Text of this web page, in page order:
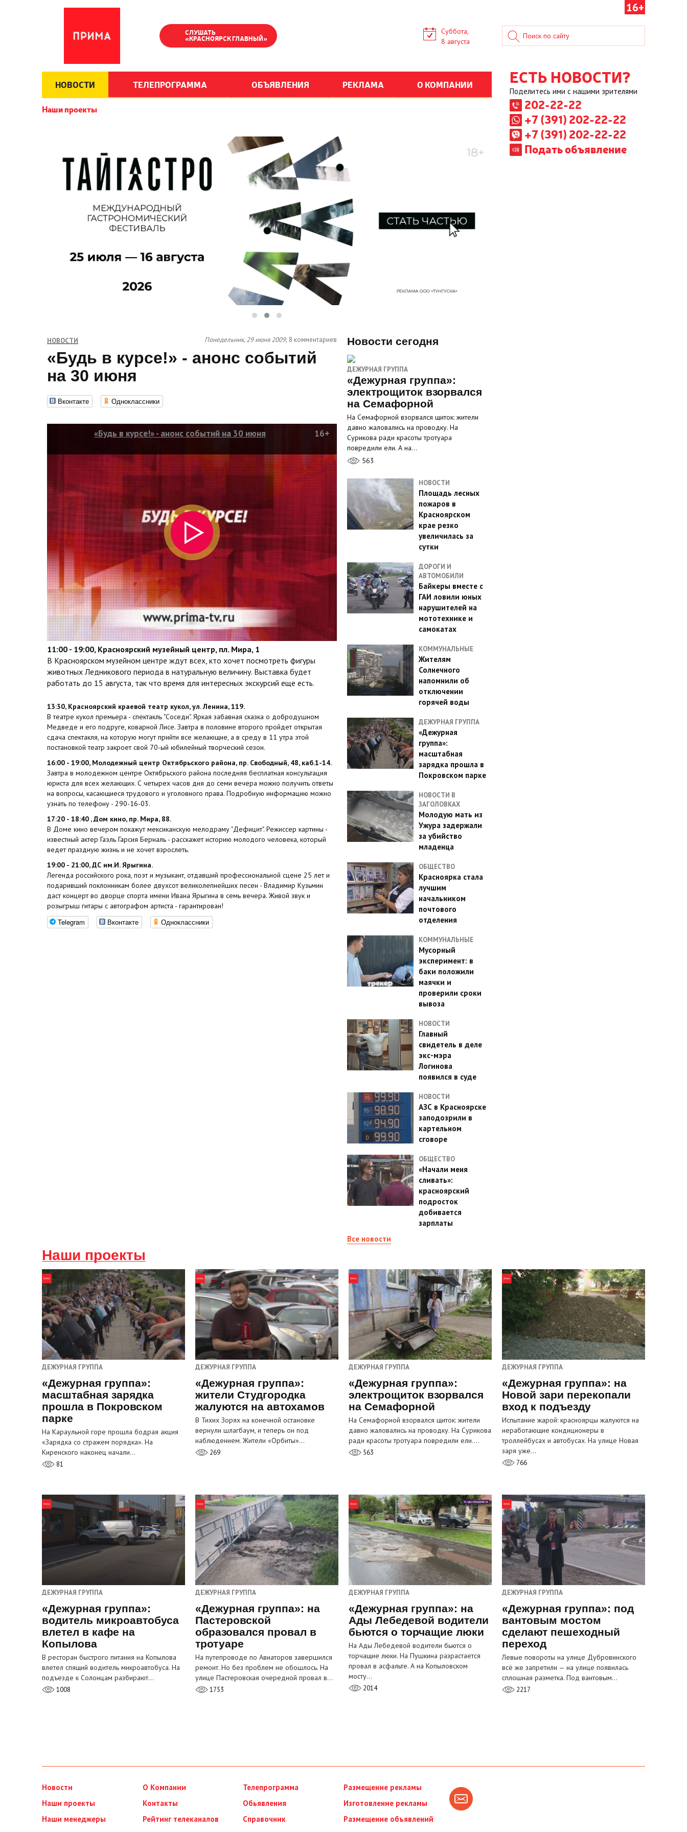
16+
СЛУШАТЬ
«КРАСНОЯРСК ГЛАВНЫЙ»
Суббота,
8 августа
НОВОСТИ ТЕЛЕПРОГРАММА ОБЪЯВЛЕНИЯ РЕКЛАМА О КОМПАНИИ
Наши проекты
ЕСТЬ НОВОСТИ?
Поделитесь ими с нашими зрителями
202-22-22
+7 (391) 202-22-22
+7 (391) 202-22-22
Подать объявление
НОВОСТИ Понедельник, 29 июня 2009, 8 комментариев
«Будь в курсе!» - анонс событий
на 30 июня
Вконтакте Одноклассники
«Будь в курсе!» - анонс событий на 30 июня 16+
11:00 - 19:00, Красноярский музейный центр, пл. Мира, 1
В Красноярском музейном центре ждут всех, кто хочет посмотреть фигуры
животных Ледникового периода в натуральную величину. Выставка будет
работать до 15 августа, так что время для интересных экскурсий еще есть.
13:30, Красноярский краевой театр кукол, ул. Ленина, 119.
В театре кукол премьера - спектакль "Соседи". Яркая забавная сказка о добродушном
Медведе и его подруге, коварной Лисе. Завтра в половине второго пройдет открытая
сдача спектакля, на которую могут прийти все желающие, а в среду в 11 утра этой
постановкой театр закроет свой 70-ый юбилейный творческий сезон.
16:00 - 19:00, Молодежный центр Октябрьского района, пр. Свободный, 48, каб.1-14.
Завтра в молодежном центре Октябрьского района последняя бесплатная консультация
юриста для всех желающих. С четырех часов дня до семи вечера можно получить ответы
на вопросы, касающиеся трудового и уголовного права. Подробную информацию можно
узнать по телефону - 290-16-03.
17:20 - 18:40 , Дом кино, пр. Мира, 88.
В Доме кино вечером покажут мексиканскую мелодраму "Дефицит". Режиссер картины -
известный актер Гаэль Гарсия Берналь - расскажет историю молодого человека, который
ведет праздную жизнь и не хочет взрослеть.
19:00 - 21:00, ДС им.И. Ярыгина.
Легенда российского рока, поэт и музыкант, отдавший профессиональной сцене 25 лет и
подаривший поклонникам более двухсот великолепнейших песен - Владимир Кузьмин
даст концерт во дворце спорта имени Ивана Ярыгина в семь вечера. Живой звук и
розыгрыш гитары с автографом артиста - гарантирован!
Telegram Вконтакте Одноклассники
Новости сегодня
ДЕЖУРНАЯ ГРУППА
«Дежурная группа»:
электрощиток взорвался
на Семафорной
На Семафорной взорвался щиток: жители
давно жаловались на проводку. На
Сурикова ради красоты тротуара
повредили ели. А на…
563
НОВОСТИ
Площадь лесных
пожаров в
Красноярском
крае резко
увеличилась за
сутки
ДОРОГИ И
АВТОМОБИЛИ
Байкеры вместе с
ГАИ ловили юных
нарушителей на
мототехнике и
самокатах
КОММУНАЛЬНЫЕ
Жителям
Солнечного
напомнили об
отключении
горячей воды
ДЕЖУРНАЯ ГРУППА
«Дежурная
группа»:
масштабная
зарядка прошла в
Покровском парке
НОВОСТИ В
ЗАГОЛОВКАХ
Молодую мать из
Ужура задержали
за убийство
младенца
ОБЩЕСТВО
Красноярка стала
лучшим
начальником
почтового
отделения
КОММУНАЛЬНЫЕ
Мусорный
эксперимент: в
баки положили
маячки и
проверили сроки
вывоза
НОВОСТИ
Главный
свидетель в деле
экс-мэра
Логинова
появился в суде
НОВОСТИ
АЗС в Красноярске
заподозрили в
картельном
сговоре
ОБЩЕСТВО
«Начали меня
сливать»:
красноярский
подросток
добивается
зарплаты
Все новости
Наши проекты
ДЕЖУРНАЯ ГРУППА
«Дежурная группа»:
масштабная зарядка
прошла в Покровском
парке
На Караульной горе прошла бодрая акция
«Зарядка со стражем порядка». На
Киренского наконец начали…
81
ДЕЖУРНАЯ ГРУППА
«Дежурная группа»:
жители Студгородка
жалуются на автохамов
В Тихих Зорях на конечной остановке
вернули шлагбаум, и теперь он под
наблюдением. Жители «Орбиты»…
269
ДЕЖУРНАЯ ГРУППА
«Дежурная группа»:
электрощиток взорвался
на Семафорной
На Семафорной взорвался щиток: жители
давно жаловались на проводку. На Сурикова
ради красоты тротуара повредили ели.…
563
ДЕЖУРНАЯ ГРУППА
«Дежурная группа»: на
Новой зари перекопали
вход к подъезду
Испытание жарой: красноярцы жалуются на
неработающие кондиционеры в
троллейбусах и автобусах. На улице Новая
заря уже…
766
ДЕЖУРНАЯ ГРУППА
«Дежурная группа»:
водитель микроавтобуса
влетел в кафе на
Копылова
В ресторан быстрого питания на Копылова
влетел спящий водитель микроавтобуса. На
подъезде к Солонцам разбирают…
1008
ДЕЖУРНАЯ ГРУППА
«Дежурная группа»: на
Пастеровской
образовался провал в
тротуаре
На путепроводе по Авиаторов завершился
ремонт. Но без проблем не обошлось. На
улице Пастеровская очередной провал в…
1753
ДЕЖУРНАЯ ГРУППА
«Дежурная группа»: на
Ады Лебедевой водители
бьются о торчащие люки
На Ады Лебедевой водители бьются о
торчащие люки. На Пушкина разрастается
провал в асфальте. А на Копыловском
мосту…
2014
ДЕЖУРНАЯ ГРУППА
«Дежурная группа»: под
вантовым мостом
сделают пешеходный
переход
Левые повороты на улице Дубровинского
всё же запретили — на улице появилась
сплошная разметка. Под вантовым…
2217
Новости
Наши проекты
Наши менеджеры
О Компании
Контакты
Рейтинг телеканалов
Телепрограмма
Обьявления
Справочник
Размещение рекламы
Изготовление рекламы
Размещение объявлений